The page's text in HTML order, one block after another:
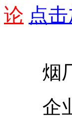
论 点
烟厂
企业